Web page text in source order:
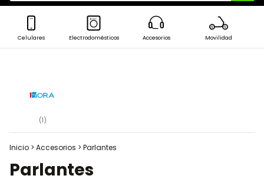
Celulares Electrodomésticos Accesorios Movilidad
(1)
Inicio > Accesorios > Parlantes
Parlantes